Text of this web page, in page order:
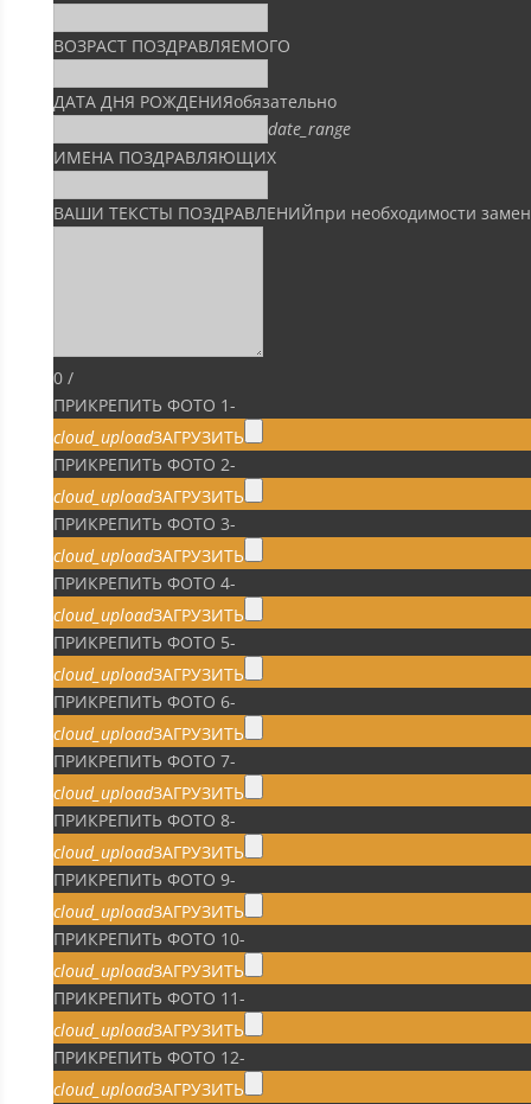
ВОЗРАСТ ПОЗДРАВЛЯЕМОГО
ДАТА ДНЯ РОЖДЕНИЯобязательно
date_range
ИМЕНА ПОЗДРАВЛЯЮЩИХ
ВАШИ ТЕКСТЫ ПОЗДРАВЛЕНИЙпри необходимости
0/
ПРИКРЕПИТЬ ФОТО 1-
cloud_uploadЗАГРУЗИТЬ
ПРИКРЕПИТЬ ФОТО 2-
cloud_uploadЗАГРУЗИТЬ
ПРИКРЕПИТЬ ФОТО 3-
cloud_uploadЗАГРУЗИТЬ
ПРИКРЕПИТЬ ФОТО 4-
cloud_uploadЗАГРУЗИТЬ
ПРИКРЕПИТЬ ФОТО 5-
cloud_uploadЗАГРУЗИТЬ
ПРИКРЕПИТЬ ФОТО 6-
cloud_uploadЗАГРУЗИТЬ
ПРИКРЕПИТЬ ФОТО 7-
cloud_uploadЗАГРУЗИТЬ
ПРИКРЕПИТЬ ФОТО 8-
cloud_uploadЗАГРУЗИТЬ
ПРИКРЕПИТЬ ФОТО 9-
cloud_uploadЗАГРУЗИТЬ
ПРИКРЕПИТЬ ФОТО 10-
cloud_uploadЗАГРУЗИТЬ
ПРИКРЕПИТЬ ФОТО 11-
cloud_uploadЗАГРУЗИТЬ
ПРИКРЕПИТЬ ФОТО 12-
cloud_uploadЗАГРУЗИТЬ